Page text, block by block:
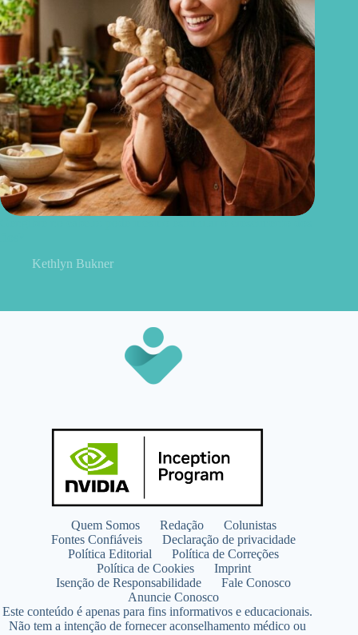
Kethlyn Bukner
Quem Somos Redação
Colunistas
Fontes Confiáveis
Declaração de privacidade
Política Editorial
Política de Correções
Política de Cookies
Imprint
Isenção de Responsabilidade
Fale Conosco
Anuncie Conosco
Este conteúdo é apenas para fins informativos e educacionais.
Não tem a intenção de fornecer aconselhamento médico ou